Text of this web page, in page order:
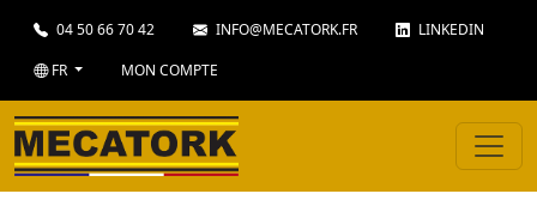
04 50 66 70 42 INFO@MECATORK.FR
LINKEDIN
FR
MON COMPTE